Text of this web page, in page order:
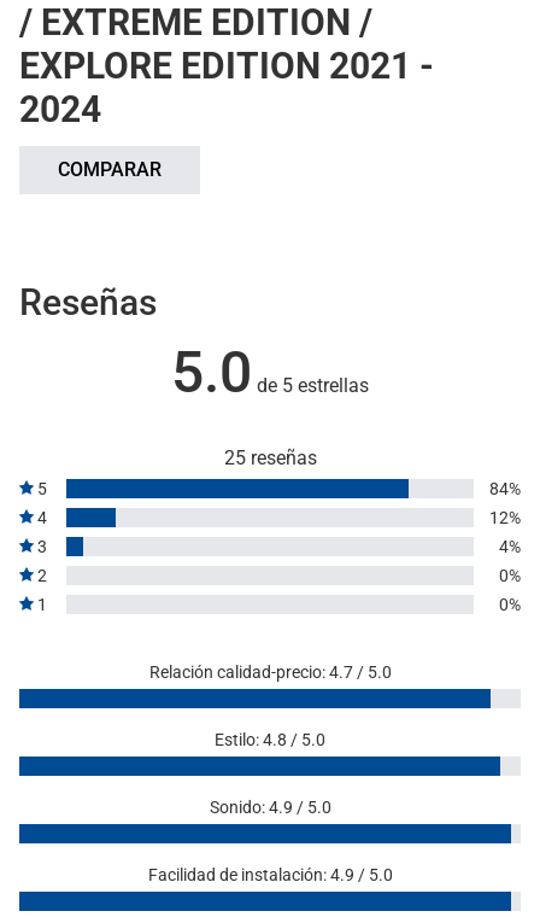
/ EXTREME EDITION /
EXPLORE EDITION 2021 -
2024
COMPARAR
Reseñas
5.0 de 5 estrellas
25 reseñas
5
84%
4
12%
3
4%
2
0%
1
0%
Relación calidad-precio: 4.7 / 5.0
Estilo: 4.8 / 5.0
Sonido: 4.9 / 5.0
Facilidad de instalación: 4.9 / 5.0